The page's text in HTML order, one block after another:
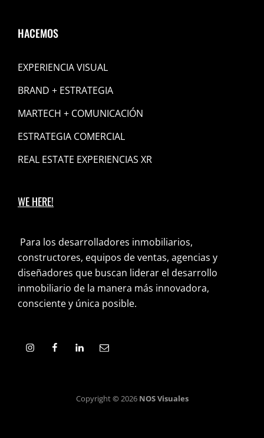
HACEMOS
EXPERIENCIA VISUAL
BRAND + ESTRATEGIA
MARTECH + COMUNICACIÓN
ESTRATEGIA COMERCIAL
REAL ESTATE EXPERIENCIAS XR
WE HERE!
Para los desarrolladores inmobiliarios,
constructores, equipos de ventas, agencias y
diseñadores que buscan liderar el desarrollo
inmobiliario de la manera más innovadora,
consciente y única posible.
Copyright©2026 NOS Visuales